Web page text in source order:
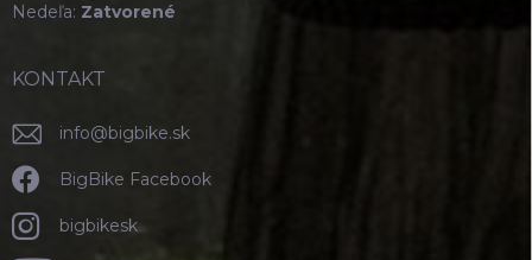
Nedeľa: Zatvorené
KONTAKT
info@bigbike.sk
BigBike Facebook
bigbikesk